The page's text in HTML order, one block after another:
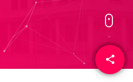
share
email